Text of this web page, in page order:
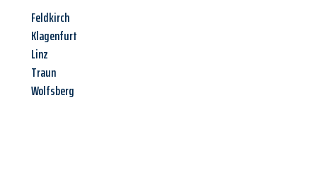
Feldkirch
Klagenfurt
Linz
Traun
Wolfsberg